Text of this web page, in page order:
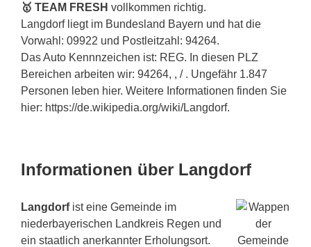
🥇 TEAM FRESH vollkommen richtig.
Langdorf liegt im Bundesland Bayern und hat die
Vorwahl: 09922 und Postleitzahl: 94264.
Das Auto Kennnzeichen ist: REG. In diesen PLZ
Bereichen arbeiten wir: 94264, , / . Ungefähr 1.847
Personen leben hier. Weitere Informationen finden Sie
hier: https://de.wikipedia.org/wiki/Langdorf.
Informationen über Langdorf
Langdorfist eine Gemeinde im
niederbayerischen Landkreis Regen und
ein staatlich anerkannter Erholungsort.